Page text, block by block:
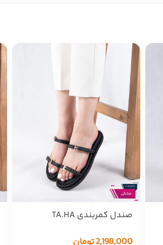
صندل کمربندی TA.HA
2,198,000تومان